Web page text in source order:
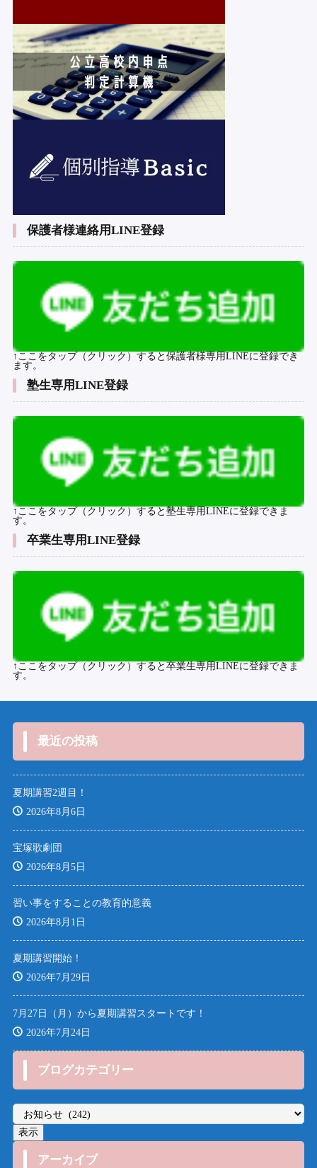
保護者様連絡用LINE登録
↑ここをタップ（クリック）すると保護者様専用LINEに登録でき
ます。
塾生専用LINE登録
↑ここをタップ（クリック）すると塾生専用LINEに登録できま
す。
卒業生専用LINE登録
↑ここをタップ（クリック）すると卒業生専用LINEに登録できま
す。
最近の投稿
夏期講習2週目！
2026年8月6日
宝塚歌劇団
2026年8月5日
習い事をすることの教育的意義
2026年8月1日
夏期講習開始！
2026年7月29日
7月27日（月）から夏期講習スタートです！
2026年7月24日
ブログカテゴリー
アーカイブ